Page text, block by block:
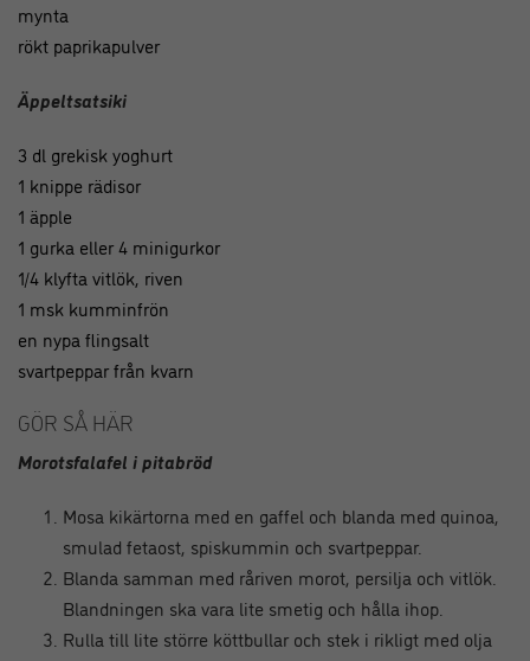
mynta
rökt paprikapulver
Äppeltsatsiki
3 dl grekisk yoghurt
1 knippe rädisor
1 äpple
1 gurka eller 4 minigurkor
1/4 klyfta vitlök, riven
1 msk kumminfrön
en nypa flingsalt
svartpeppar från kvarn
GÖR SÅ HÄR
Morotsfalafel i pitabröd
Mosa kikärtorna med en gaffel och blanda med quinoa,
smulad fetaost, spiskummin och svartpeppar.
Blanda samman med råriven morot, persilja och vitlök.
Blandningen ska vara lite smetig och hålla ihop.
Rulla till lite större köttbullar och stek i rikligt med olja